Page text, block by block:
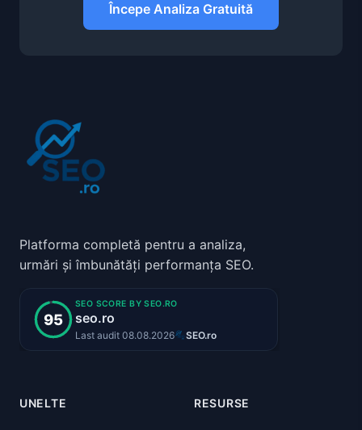
Începe Analiza Gratuită
Platforma completă pentru a analiza,
urmări și îmbunătăți performanța SEO.
UNELTE RESURSE